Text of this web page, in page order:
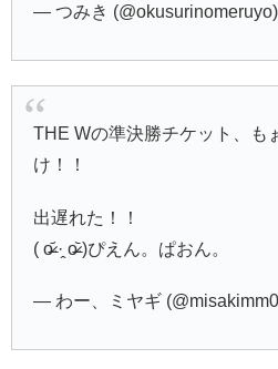
— つみき
THE Wの準決勝チケット、も
け！！
出遅れた！！
( o̴̶̷᷄ ·̭ o̴̶̷᷅ )ぴえん。ぱおん。
— わー、ミヤギ